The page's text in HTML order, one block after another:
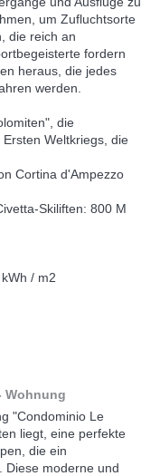
um Zufluchtsorte
die reich an
fordern
heraus, die jedes
werden.
die
Weltkriegs, die
Cortina d'Ampezzo
Skiliften: 800 M
/ m2
Wohnung
"Condominio Le
liegt, eine perfekte
die ein
Diese moderne und